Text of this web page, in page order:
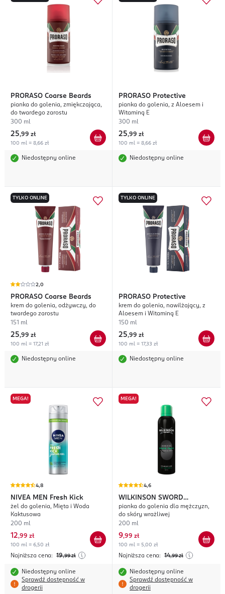
PRORASO Coarse Beards
pianka do golenia, zmiękczająca,
do twardego zarostu
300 ml
25,99 zł
100 ml = 8,66 zł
Niedostępny online
PRORASO Protective
pianka do golenia, z Aloesem i
Witaminą E
300 ml
25,99 zł
100 ml = 8,66 zł
Niedostępny online
TYLKO ONLINE
2,0
PRORASO Coarse Beards
krem do golenia, odżywczy, do
twardego zarostu
151 ml
25,99 zł
100 ml = 17,21 zł
Niedostępny online
TYLKO ONLINE
PRORASO Protective
krem do golenia, nawilżający, z
Aloesem i Witaminą E
150 ml
25,99 zł
100 ml = 17,33 zł
Niedostępny online
MEGA!
4,8
NIVEA MEN Fresh Kick
żel do golenia, Mięta i Woda
Kaktusowa
200 ml
12,99 zł
100 ml = 6,50 zł
Najniższa cena: 19,99 zł
Niedostępny online
Sprawdź dostępność w
drogerii
MEGA!
4,6
WILKINSON SWORD
Sensitive
pianka do golenia dla mężczyzn,
do skóry wrażliwej
200 ml
9,99 zł
100 ml = 5,00 zł
Najniższa cena: 14,99 zł
Niedostępny online
Sprawdź dostępność w
drogerii